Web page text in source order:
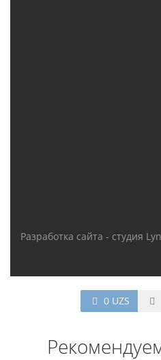
Разработка сайта - студия
0 UZS